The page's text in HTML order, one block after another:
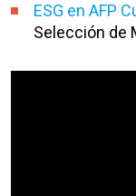
ESG en AFP
Selección de